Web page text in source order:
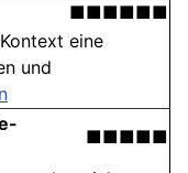
■■■■■■
eine
und
■■■■■